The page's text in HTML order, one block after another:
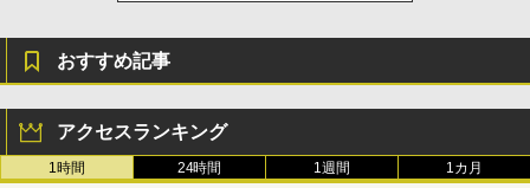
おすすめ記事
アクセスランキング
1時間 24時間 1週間 1カ月